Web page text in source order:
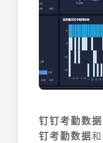
钉钉考勤数
钉考勤数据